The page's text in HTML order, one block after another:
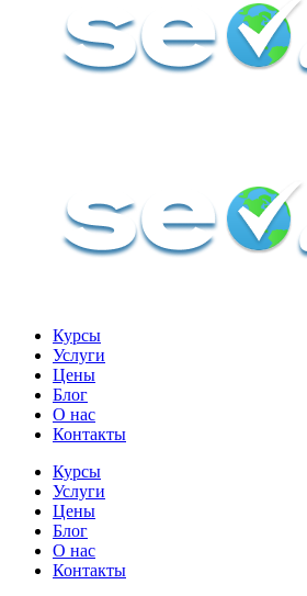
Курсы
Услуги
Цены
Блог
О нас
Контакты
Курсы
Услуги
Цены
Блог
О нас
Контакты